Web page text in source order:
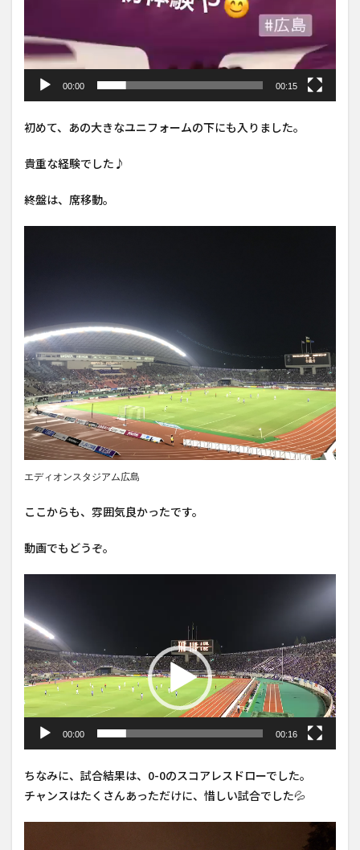
00:00 00:15
初めて、あの大きなユニフォームの下にも入りました。
貴重な経験でした♪
終盤は、席移動。
エディオンスタジアム広島
ここからも、雰囲気良かったです。
動画でもどうぞ。
画
プ
レ
ー
ヤ
ー
00:00 00:16
ちなみに、試合結果は、0-0のスコアレスドローでした。
チャンスはたくさんあっただけに、惜しい試合でした💦